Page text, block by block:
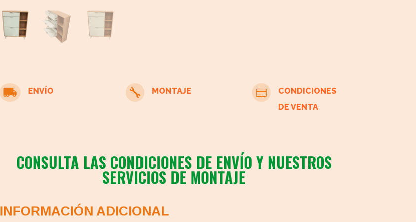
 ENVÍO  MONTAJE 
CONDICIONES
DE VENTA
CONSULTA LAS CONDICIONES DE ENVÍO Y NUESTROS
SERVICIOS DE MONTAJE
INFORMACIÓN ADICIONAL